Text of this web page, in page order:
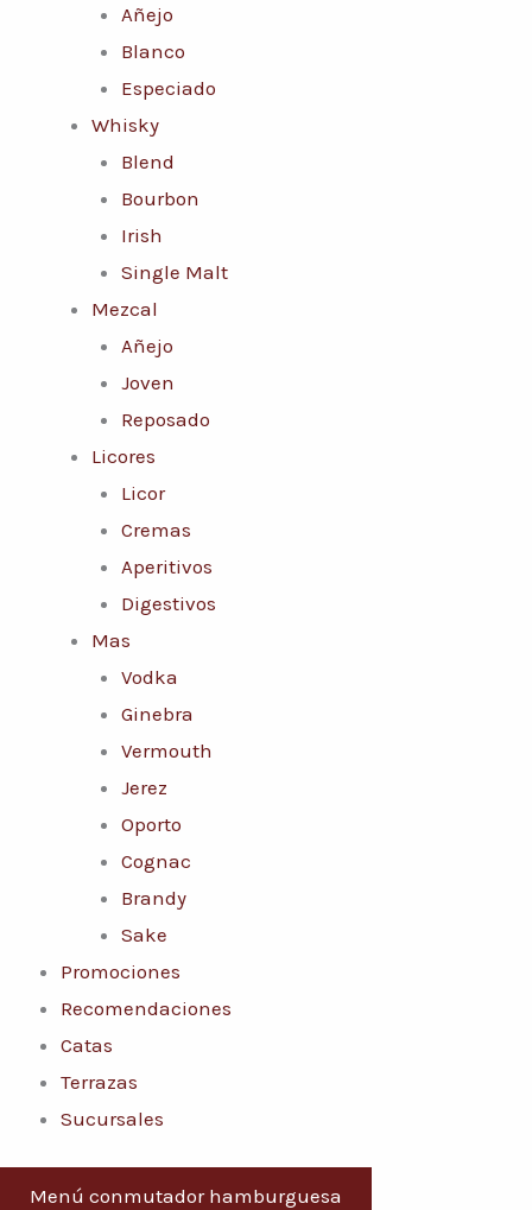
Añejo
Blanco
Especiado
Whisky
Blend
Bourbon
Irish
Single Malt
Mezcal
Añejo
Joven
Reposado
Licores
Licor
Cremas
Aperitivos
Digestivos
Mas
Vodka
Ginebra
Vermouth
Jerez
Oporto
Cognac
Brandy
Sake
Promociones
Recomendaciones
Catas
Terrazas
Sucursales
Menú conmutador hamburguesa